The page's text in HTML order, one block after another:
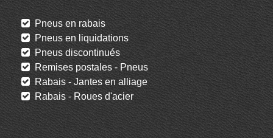
Pneus en rabais
Pneus en liquidations
Pneus discontinués
Remises postales - Pneus
Rabais - Jantes en alliage
Rabais - Roues d'acier